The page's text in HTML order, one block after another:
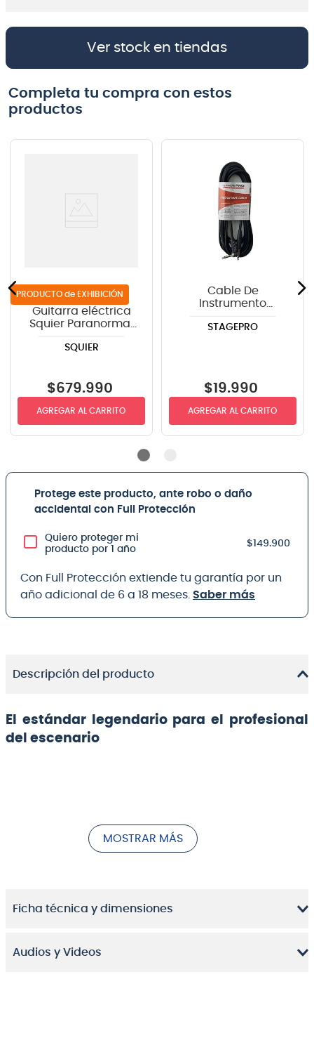
Ver stock en tiendas
Completa tu compra con estos
productos
de EXHIBICIÓN
Guitarra eléctrica
Squier Paranormal
Crimson Red
SQUIER
$679.990
AGREGAR AL CARRITO
Cable De
Instrumento
recto-angulo 6mts
STAGEPRO
$19.990
AGREGAR AL CARRITO
Protege este producto, ante robo o daño
accidental con Full Protección
Quiero proteger mi
producto por 1 año
$149.900
Con Full Protección extiende tu garantía por un
año adicional de 6 a 18 meses. Saber más
Descripción del producto
El estándar legendario para el profesional
del escenario
MOSTRAR MÁS
Ficha técnica y dimensiones
Audios y Videos